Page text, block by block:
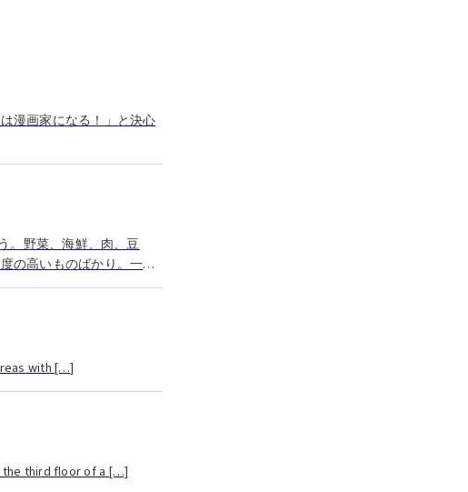
漫画家になる！」と決心
。野菜、海鮮、肉、豆
の高いものばかり。一皿
with […]
the third floor of a […]